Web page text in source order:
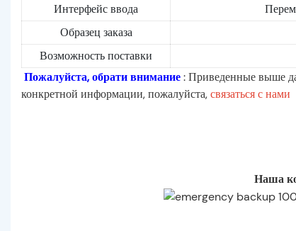
Интерфейс ввода
Образец заказа
Возможность поставки
Пожалуйста, обрати внимание: Приведенные выше
конкретной информации, пожалуйста,связаться с нами
Наша